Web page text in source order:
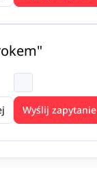
Wyślij zapytanie